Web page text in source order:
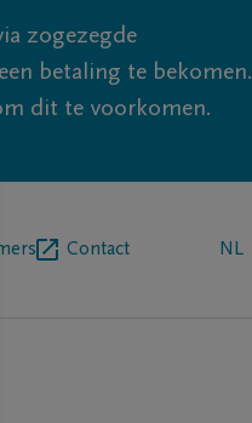
zogezegde
betaling te bekomen.
dit te voorkomen.
Contact NL